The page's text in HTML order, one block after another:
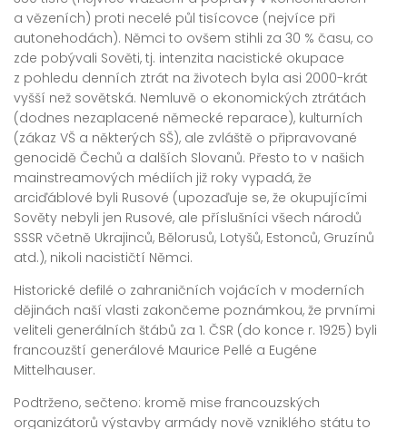
a vězeních) proti necelé půl tisícovce (nejvíce při
autonehodách). Němci to ovšem stihli za 30 % času, co
zde pobývali Sověti, tj. intenzita nacistické okupace
z pohledu denních ztrát na životech byla asi 2000-krát
vyšší než sovětská. Nemluvě o ekonomických ztrátách
(dodnes nezaplacené německé reparace), kulturních
(zákaz VŠ a některých SŠ), ale zvláště o připravované
genocidě Čechů a dalších Slovanů. Přesto to v našich
mainstreamových médiích již roky vypadá, že
arciďáblové byli Rusové (upozaďuje se, že okupujícími
Sověty nebyli jen Rusové, ale příslušníci všech národů
SSSR včetně Ukrajinců, Bělorusů, Lotyšů, Estonců, Gruzínů
atd.), nikoli nacističtí Němci.
Historické defilé o zahraničních vojácích v moderních
dějinách naší vlasti zakončeme poznámkou, že prvními
veliteli generálních štábů za 1. ČSR (do konce r. 1925) byli
francouzští generálové Maurice Pellé a Eugéne
Mittelhauser.
Podtrženo, sečteno: kromě mise francouzských
organizátorů výstavby armády nově vzniklého státu to